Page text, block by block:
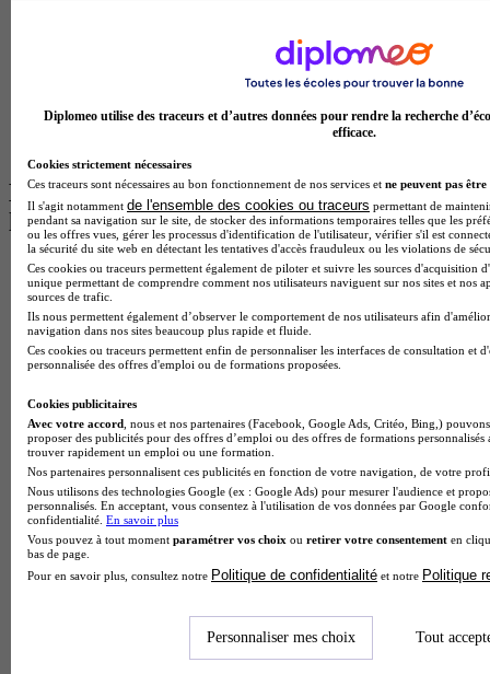
BTS Communication à Bordeaux
Master Psychologie à Angers
BTS Communication à Lyon
Les intitulés de diplôme par alternance
les plus recherchés
BTS Esf en alternance
BTS Dietetique en alternance
BTS Mco en alternance
BTS Pi en alternance
BTS Sp3s en alternance
Master CCA en alternance
BTS Sam en alternance
Cap Fleuriste en alternance
BTS Sio en alternance
MSc Marketing Digital en alternance
BTS Gpme en alternance
Cap Electricien en alternance
BTS Gpn en alternance
BTS Domotique en alternance
BAC Pro Agora en alternance
BTS Sta en alternance
BTS Tpl en alternance
Diplomeo utilise des traceurs et d’autres données pour rendre la recherche
efficace.
Cookies strictement nécessaires
Ces traceurs sont nécessaires au bon fonctionnement de nos services et ne peuvent pas être
Il s'agit notamment de l'ensemble des cookies ou traceurs permettant de
pendant sa navigation sur le site, de stocker des informations temporaires telles que les
ou les offres vues, gérer les processus d'identification de l'utilisateur, vérifier s'il est
la sécurité du site web en détectant les tentatives d'accès frauduleux ou les violations de
Ces cookies ou traceurs permettent également de piloter et suivre les sources d'acquisition
unique permettant de comprendre comment nos utilisateurs naviguent sur nos sites et nos
sources de trafic.
Ils nous permettent également d’observer le comportement de nos utilisateurs afin
navigation dans nos sites beaucoup plus rapide et fluide.
Ces cookies ou traceurs permettent enfin de personnaliser les interfaces de consultation et
personnalisée des offres d'emploi ou de formations proposées.
Cookies publicitaires
Avec votre accord , nous et nos partenaires (Facebook, Google Ads, Critéo, Bing,)
proposer des publicités pour des offres d’emploi ou des offres de formations
trouver rapidement un emploi ou une formation.
Nos partenaires personnalisent ces publicités en fonction de votre navigation, de votre
Nous utilisons des technologies Google (ex : Google Ads) pour mesurer l'audience et
personnalisés. En acceptant, vous consentez à l'utilisation de vos données par Google
confidentialité. En savoir plus
Vous pouvez à tout moment paramétrer vos choix ou retirer votre consentement en
bas de page.
Pour en savoir plus, consultez notre Politique de confidentialité et notre Politique
Personnaliser mes choix Tout